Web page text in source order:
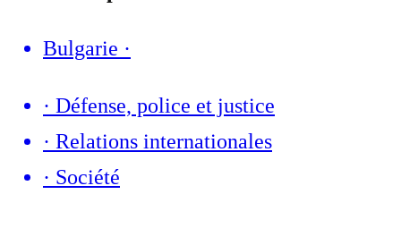
Bulgarie ·
· Défense, police et justice
· Relations internationales
· Société